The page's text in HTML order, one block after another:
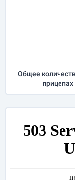
Общее